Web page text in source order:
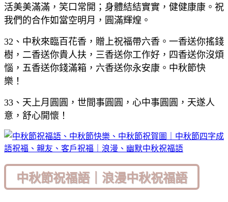
活美美滿滿，笑口常開；身體結結實實，健健康康。祝
我們的合作如當空明月，圓滿輝煌。
32、中秋來臨百花香，贈上祝福帶六香。一香送你搖錢
樹，二香送你貴人扶，三香送你工作好，四香送你沒煩
惱，五香送你錢滿箱，六香送你永安康。中秋節快
樂！
33、天上月圓圓，世間事圓圓，心中事圓圓，天遂人
意，舒心開懷！
中秋節祝福語｜浪漫中秋祝福語